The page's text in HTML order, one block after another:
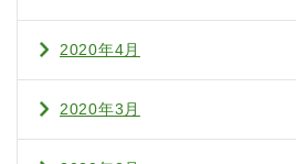
2020年4月
2020年3月